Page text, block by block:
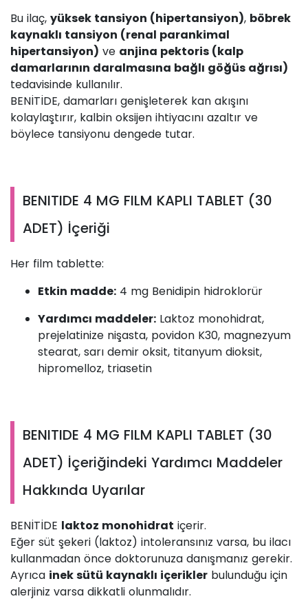
Bu ilaç, yüksek tansiyon (hipertansiyon), böbrek
kaynaklı tansiyon (renal parankimal
hipertansiyon) ve anjina pektoris (kalp
damarlarının daralmasına bağlı göğüs ağrısı)
tedavisinde kullanılır.
BENİTİDE, damarları genişleterek kan akışını
kolaylaştırır, kalbin oksijen ihtiyacını azaltır ve
böylece tansiyonu dengede tutar.
BENITIDE 4 MG FILM KAPLI TABLET (30
ADET) İçeriği
Her film tablette:
Etkin madde: 4 mg Benidipin hidroklorür
Yardımcı maddeler: Laktoz monohidrat,
prejelatinize nişasta, povidon K30, magnezyum
stearat, sarı demir oksit, titanyum dioksit,
hipromelloz, triasetin
BENITIDE 4 MG FILM KAPLI TABLET (30
ADET) İçeriğindeki Yardımcı Maddeler
Hakkında Uyarılar
BENİTİDE laktoz monohidrat içerir.
Eğer süt şekeri (laktoz) intoleransınız varsa, bu ilacı
kullanmadan önce doktorunuza danışmanız gerekir.
Ayrıca inek sütü kaynaklı içerikler bulunduğu için
alerjiniz varsa dikkatli olunmalıdır.